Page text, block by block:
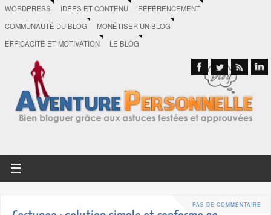
WORDPRESS IDÉES ET CONTENU
RÉFÉRENCEMENT
COMMUNAUTÉ DU BLOG
MONÉTISER UN BLOG
EFFICACITÉ ET MOTIVATION
LE BLOG
PAS DE COMMENTAIRE